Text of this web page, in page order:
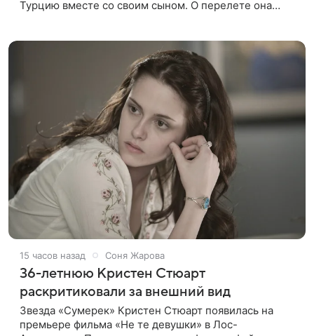
Турцию вместе со своим сыном. О перелете она
15 часов назад Соня Жарова
36-летнюю Кристен Стюарт
раскритиковали за внешний вид
Звезда «Сумерек» Кристен Стюарт появилась на
премьере фильма «Не те девушки» в Лос-